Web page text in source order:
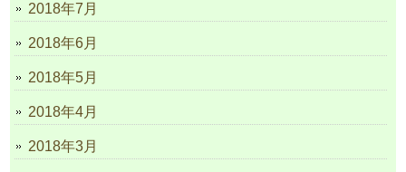
2018年7月
2018年6月
2018年5月
2018年4月
2018年3月